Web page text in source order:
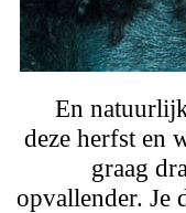
En
deze herfst en
graag
opvallender. Je